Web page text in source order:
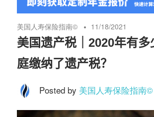
人
寿
保
险
国
保
险
理
财
服
务
美国人寿保险指南©️ 11/18/2021
美国遗产税｜2020年有多
庭缴纳了遗产税？
Posted by 美国人寿保险指南©️